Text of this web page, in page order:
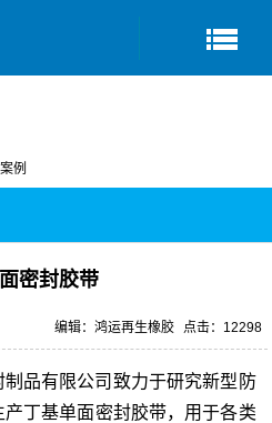
例
密封胶带
点击：12298
编辑：鸿运再生橡胶
品有限公司致力于研究新型防
丁基单面密封胶带，用于各类